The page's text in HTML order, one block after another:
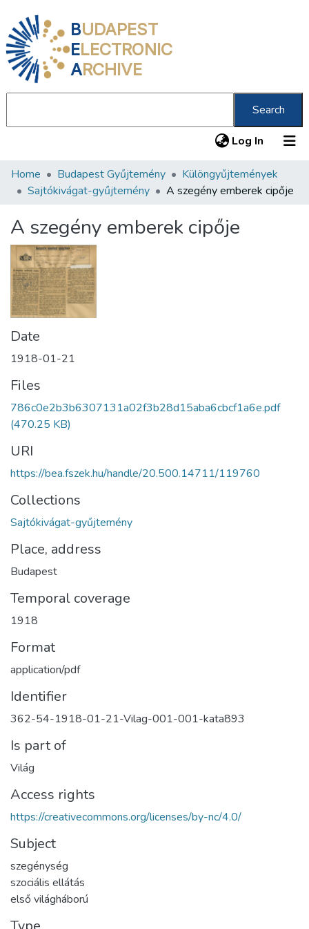
BUDAPEST
ELECTRONIC
ARCHIVE
Search
Log In (current)
Communities & Collections
Statistics
About us
Home Budapest Gyűjtemény
Különgyűjtemények
Sajtókivágat-gyűjtemény
A szegény emberek cipője
A szegény emberek cipője
Date
1918-01-21
Files
786c0e2b3b6307131a02f3b28d15aba6cbcf1a6e.pdf
(470.25 KB)
URI
https://bea.fszek.hu/handle/20.500.14711/119760
Collections
Sajtókivágat-gyűjtemény
Place, address
Budapest
Temporal coverage
1918
Format
application/pdf
Identifier
362-54-1918-01-21-Vilag-001-001-kata893
Is part of
Világ
Access rights
https://creativecommons.org/licenses/by-nc/4.0/
Subject
szegénység
szociális ellátás
első világháború